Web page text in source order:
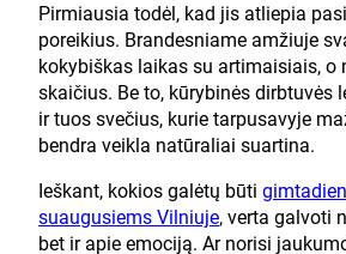
Pirmiausia todėl, kad jis atliepia
poreikius. Brandesniame amžiuje
kokybiškas laikas su artimaisiais, o
skaičius. Be to, kūrybinės dirbtuvės
ir tuos svečius, kurie tarpusavyje
bendra veikla natūraliai suartina.
Ieškant, kokios galėtų būti
suaugusiems Vilniuje, verta galvoti
bet ir apie emociją. Ar norisi